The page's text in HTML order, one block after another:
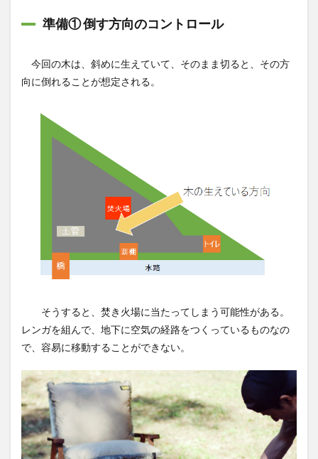
準備① 倒す方向のコントロール
今回の木は、斜めに生えていて、そのまま切ると、その方
向に倒れることが想定される。
そうすると、焚き火場に当たってしまう可能性がある。
レンガを組んで、地下に空気の経路をつくっているものなの
で、容易に移動することができない。